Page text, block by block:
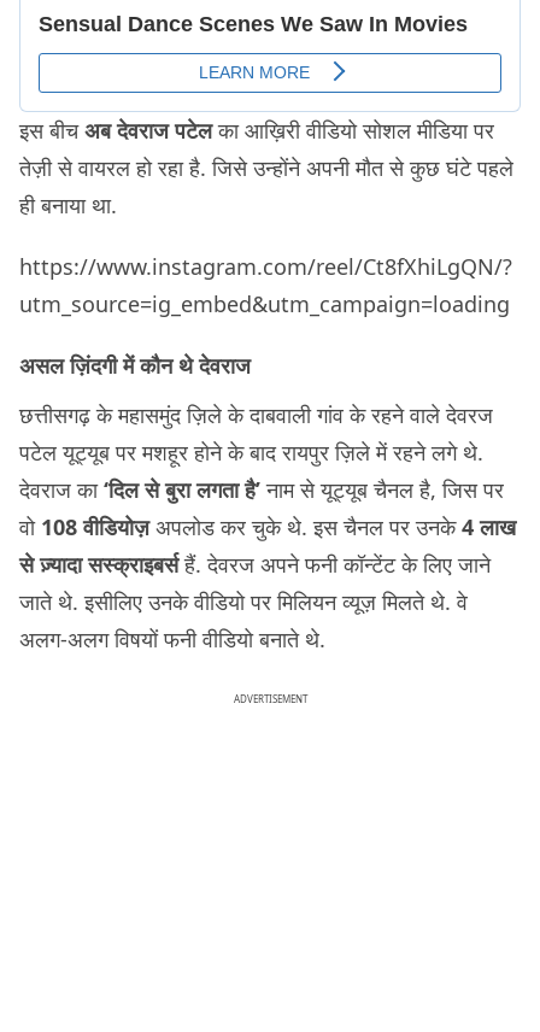
इस बीचअब देवराज पटेलका आख़िरी वीडियो सोशल मीडिया पर
तेज़ी से वायरल हो रहा है. जिसे उन्होंने अपनी मौत से कुछ घंटे पहले
ही बनाया था.
https://www.instagram.com/reel/Ct8fXhiLgQN/?
utm_source=ig_embed&utm_campaign=loading
असल ज़िंदगी में कौन थे देवराज
छत्तीसगढ़ के महासमुंद ज़िले के दाबवाली गांव के रहने वाले देवरज
पटेल यूट्यूब पर मशहूर होने के बाद रायपुर ज़िले में रहने लगे थे.
देवराज का‘दिल से बुरा लगता है’नाम से यूट्यूब चैनल है, जिस पर
वो 108 वीडियोज़अपलोड कर चुके थे. इस चैनल पर उनके4 लाख
से ज़्यादा सस्क्राइबर्सहैं. देवरज अपने फनी कॉन्टेंट के लिए जाने
जाते थे. इसीलिए उनके वीडियो पर मिलियन व्यूज़ मिलते थे. वे
अलग-अलग विषयों फनी वीडियो बनाते थे.
ADVERTISEMENT